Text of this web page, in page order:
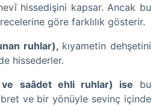
hissedişini kapsar. Ancak bu
göre farklılık gösterir.
ruhlar), kıyametin dehşetini
hissederler.
ve saâdet ehli ruhlar) ise bu
ve bir yönüyle sevinç içinde